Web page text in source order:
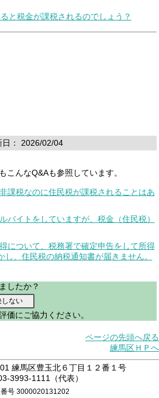
と税金が課税されるのでしょう？
日： 2026/02/04
こんなQ&Aも参照しています。
課税なのに住民税が課税されることはあ
バイトをしていますが、税金（住民税）
について、税務署で確定申告をして所得
し、住民税の納税通知書が届きません。
したか？
価にご協力ください。
ページの先頭へ戻る
練馬区ＨＰへ
練馬区豊玉北６丁目１２番１号
3993-1111（代表）
号 3000020131202